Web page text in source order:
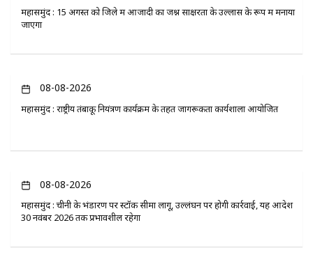
महासमुंद : 15 अगस्त को जिले में आजादी का जश्न साक्षरता के उल्लास के रूप में मनाया
जाएगा
08-08-2026
महासमुंद : राष्ट्रीय तंबाकू नियंत्रण कार्यक्रम के तहत जागरूकता कार्यशाला आयोजित
08-08-2026
महासमुंद : चीनी के भंडारण पर स्टॉक सीमा लागू, उल्लंघन पर होगी कार्रवाई, यह आदेश
30 नवंबर 2026 तक प्रभावशील रहेगा